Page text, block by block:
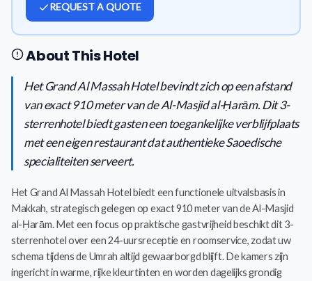
REQUEST A QUOTE
About This Hotel
Het Grand Al Massah Hotel bevindt zich op een afstand
van exact 910 meter van de Al-Masjid al-Ḥarām. Dit 3-
sterrenhotel biedt gasten een toegankelijke verblijfplaats
met een eigen restaurant dat authentieke Saoedische
specialiteiten serveert.
Het Grand Al Massah Hotel biedt een functionele uitvalsbasis in
Makkah, strategisch gelegen op exact 910 meter van de Al-Masjid
al-Ḥarām. Met een focus op praktische gastvrijheid beschikt dit 3-
sterrenhotel over een 24-uursreceptie en roomservice, zodat uw
schema tijdens de Umrah altijd gewaarborgd blijft. De kamers zijn
ingericht in warme, rijke kleurtinten en worden dagelijks grondig